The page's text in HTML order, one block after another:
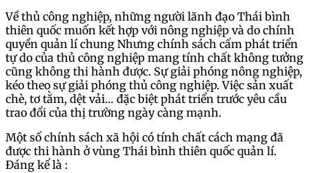
Về thủ công nghiệp, những người lãnh đạo Thái bình
thiên quốc muốn kết hợp với nông nghiệp và do chính
quyền quản lí chung Nhưng chính sách cấm phát triển
tự do của thủ công nghiệp mang tính chất không tưởng
cũng không thi hành được. Sự giải phóng nông nghiệp,
kéo theo sự giải phóng thủ công nghiệp. Việc sản xuất
chè, tơ tằm, dệt vải… đặc biệt phát triển trước yêu cầu
trao đổi của thị trường ngày càng mạnh.
Một số chính sách xã hội có tính chất cách mạng đã
được thi hành ở vùng Thái bình thiên quốc quản lí.
Đáng kể là :